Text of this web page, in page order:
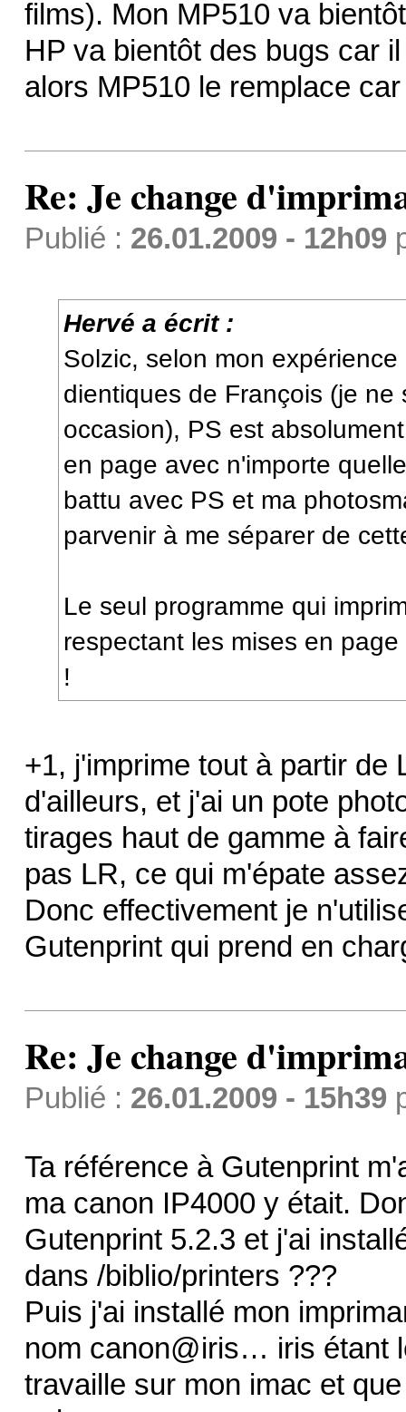
films). Mon MP510 va
HP va bientôt des bugs car
alors MP510 le remplace
Re: Je change
Publié : 26.01.2009 - 12h09
Hervé a écrit :
Solzic, selon mon
dientiques de François (je ne
occasion), PS est
en page avec n'importe
battu avec PS et ma
parvenir à me séparer de
Le seul programme qui
respectant les mises en
!
+1, j'imprime tout à partir de
d'ailleurs, et j'ai un pote
tirages haut de gamme à
pas LR, ce qui m'épate
Donc effectivement je
Gutenprint qui prend en
Re: Je change
Publié : 26.01.2009 - 15h39
Ta référence à Gutenprint
ma canon IP4000 y était.
Gutenprint 5.2.3 et j'ai
dans /biblio/printers ???
Puis j'ai installé mon
nom canon@iris… iris étant
travaille sur mon imac et